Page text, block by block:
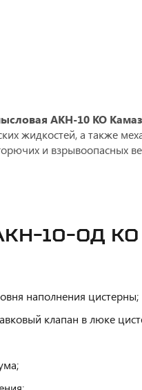
АКН-10 КО
жидкостей, а также
и взрывоопасных
10-ОД
наполнения цистерны;
клапан в люке